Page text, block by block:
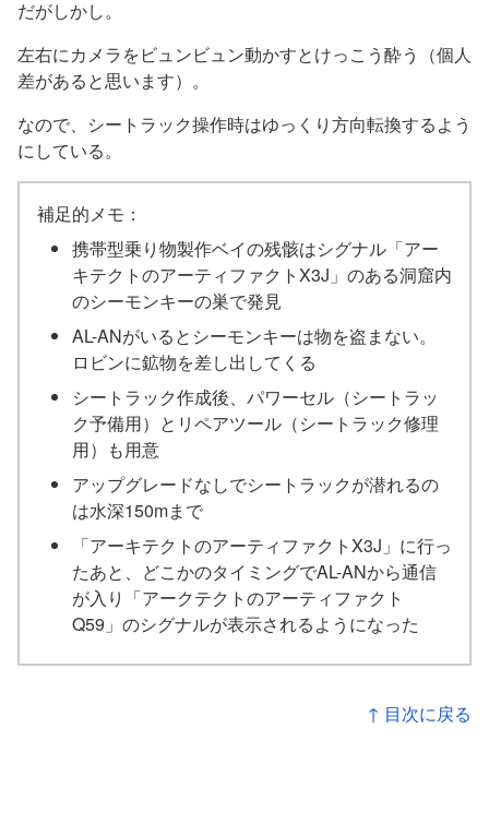
だがしかし。
左右にカメラをビュンビュン動かすとけっこう酔う（個人
差があると思います）。
なので、シートラック操作時はゆっくり方向転換するよう
にしている。
補足的メモ：
携帯型乗り物製作ベイの残骸はシグナル「アー
キテクトのアーティファクトX3J」のある洞窟内
のシーモンキーの巣で発見
AL-ANがいるとシーモンキーは物を盗まない。
ロビンに鉱物を差し出してくる
シートラック作成後、パワーセル（シートラッ
ク予備用）とリペアツール（シートラック修理
用）も用意
アップグレードなしでシートラックが潜れるの
は水深150mまで
「アーキテクトのアーティファクトX3J」に行っ
たあと、どこかのタイミングでAL-ANから通信
が入り「アークテクトのアーティファクト
Q59」のシグナルが表示されるようになった
↑ 目次に戻る